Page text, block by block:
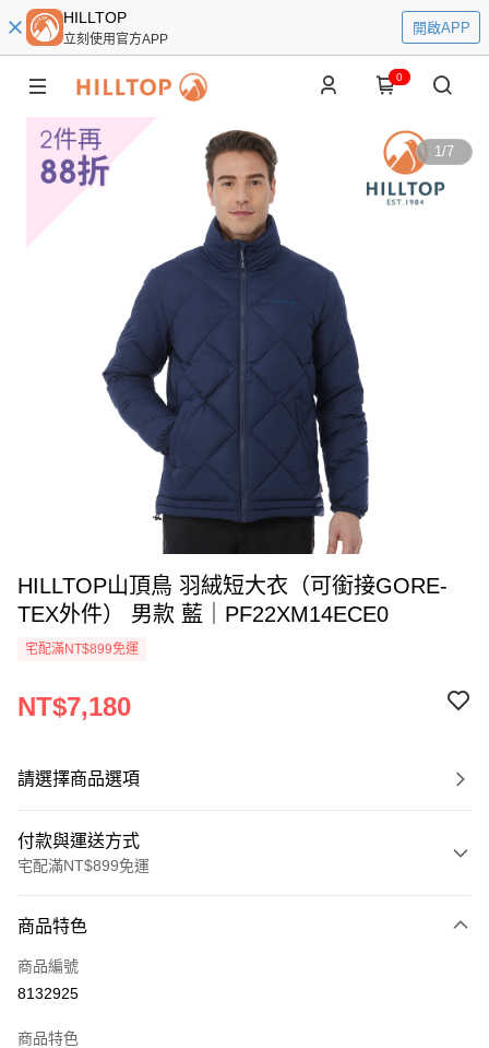
HILLTOP
立刻使用官方APP
開啟APP
0
1/7
HILLTOP山頂鳥 羽絨短大衣（可銜接GORE-
TEX外件） 男款 藍｜PF22XM14ECE0
宅配滿NT$899免運
NT$7,180
請選擇商品選項
付款與運送方式
宅配滿NT$899免運
信用卡一次付款
LINE Pay
商品特色
商品編號
8132925
商品特色